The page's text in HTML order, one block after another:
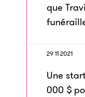
que
29 11 2021
Une
000 $